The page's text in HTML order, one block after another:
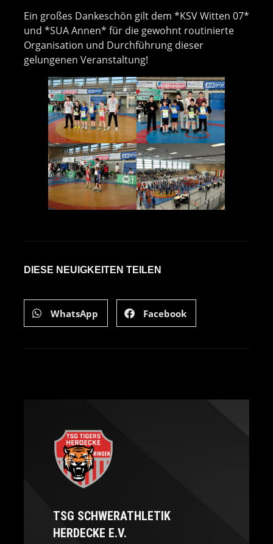
Ein großes Dankeschön gilt dem *KSV Witten 07*
und *SUA Annen* für die gewohnt routinierte
Organisation und Durchführung dieser
gelungenen Veranstaltung!
DIESE NEUIGKEITEN TEILEN
WhatsApp Facebook
TSG SCHWERATHLETIK
HERDECKE E.V.